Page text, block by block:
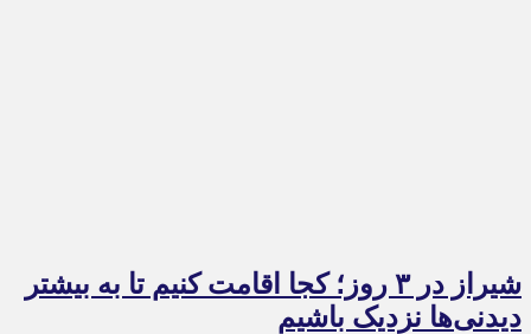
شیراز در ۳ روز؛ کجا اقامت کنیم تا به بیشتر
دیدنی‌ها نزدیک باشیم